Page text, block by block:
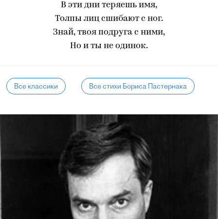
В эти дни теряешь имя,
Толпы лиц сшибают с ног.
Знай, твоя подруга с ними,
Но и ты не одинок.
Все классики Все стихи Бориса Пастернака